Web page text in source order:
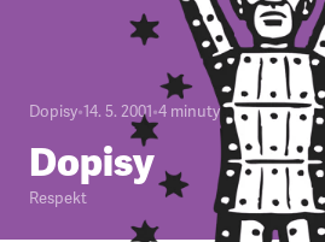
Dopisy•14. 5. 2001•4 minuty
Dopisy
Respekt